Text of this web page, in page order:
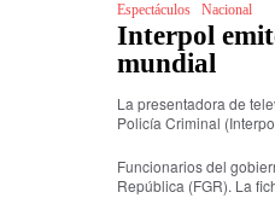
Espectáculos Nacional
Interpol
mundial
La presentadora de
Policía Criminal
Funcionarios del
República (FGR). La